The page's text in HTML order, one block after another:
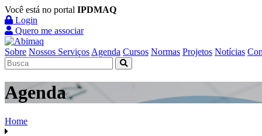
Você está no portal IPDMAQ
Login
Quero me associar
Sobre Nossos Serviços Agenda Cursos Normas Projetos Notícias
Agenda
Home